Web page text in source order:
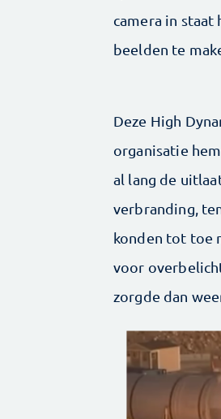
camera in
beelden te
Deze High
organisatie
al lang de
verbranding,
konden tot toe
voor
zorgde dan